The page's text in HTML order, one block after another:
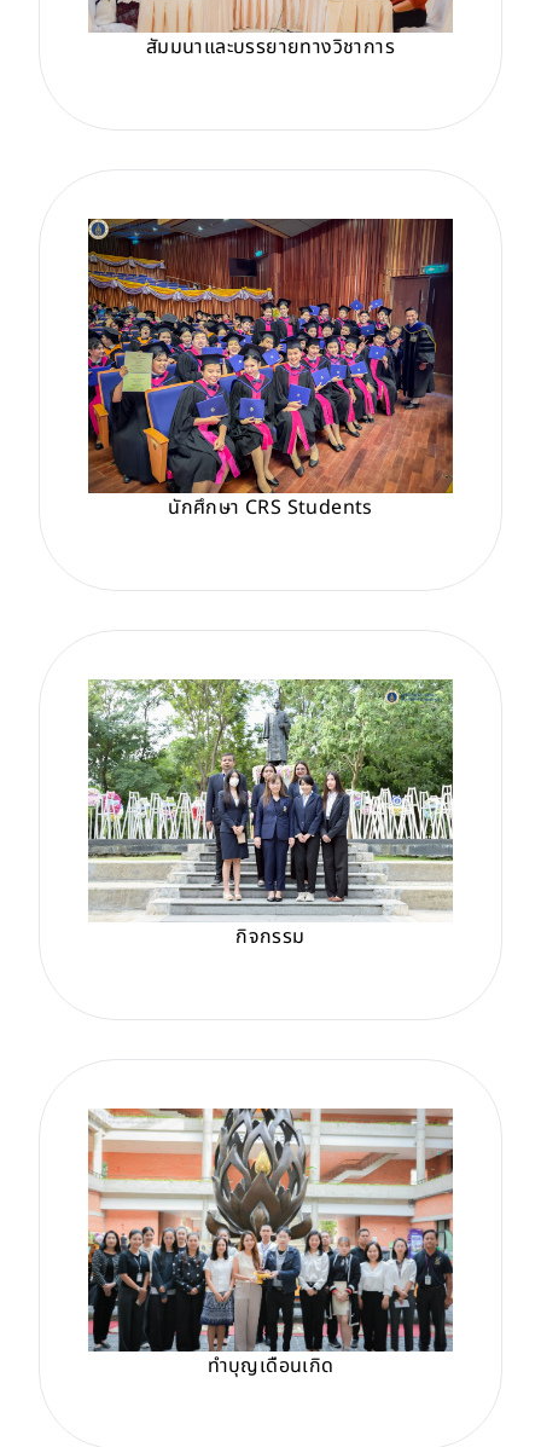
สัมมนาและบรรยายทางวิชาการ
นักศึกษา CRS Students
กิจกรรม
ทำบุญเดือนเกิด